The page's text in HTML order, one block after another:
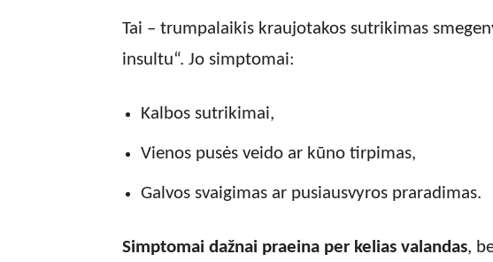
Tai – trumpalaikis kraujotakos sutrikimas
insultu“. Jo simptomai:
Kalbos sutrikimai,
Vienos pusės veido ar kūno tirpimas,
Galvos svaigimas ar pusiausvyros praradimas.
Simptomai dažnai praeina per kelias valandas,